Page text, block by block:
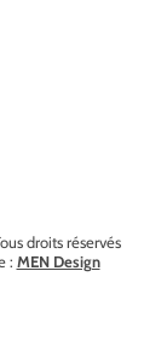
droits réservés
: MEN Design